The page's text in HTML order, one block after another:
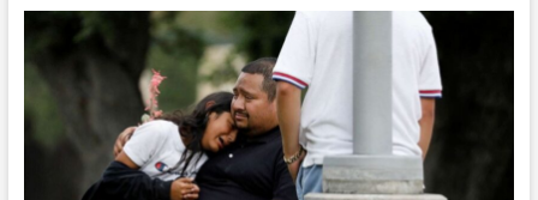
un
ragazzo
l’ho
più
visto.